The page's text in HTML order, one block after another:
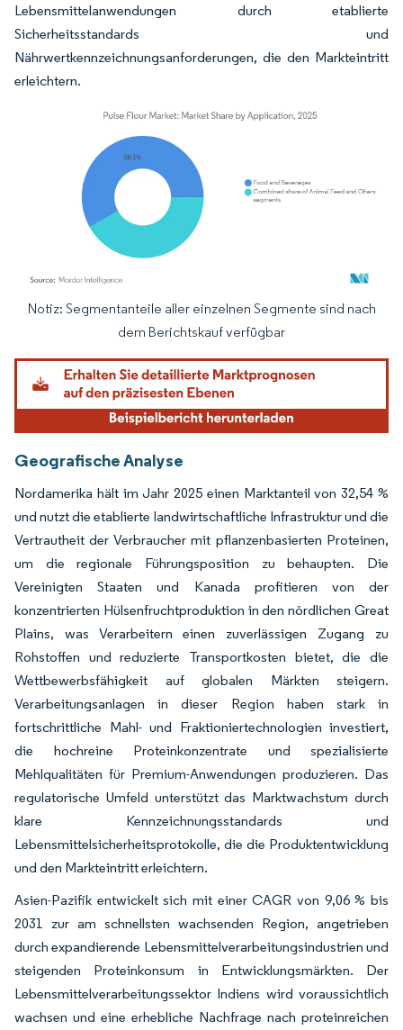
Lebensmittelanwendungen durch etablierte
Sicherheitsstandards und
Nährwertkennzeichnungsanforderungen, die den Markteintritt
erleichtern.
Bild © Mordor Intelligence. Wiederverwendung erfordert Namensnennung
Notiz: Segmentanteile aller einzelnen Segmente sind nach
dem Berichtskauf verfügbar
Geografische Analyse
Nordamerika hält im Jahr 2025 einen Marktanteil von 32,54 %
und nutzt die etablierte landwirtschaftliche Infrastruktur und die
Vertrautheit der Verbraucher mit pflanzenbasierten Proteinen,
um die regionale Führungsposition zu behaupten. Die
Vereinigten Staaten und Kanada profitieren von der
konzentrierten Hülsenfruchtproduktion in den nördlichen Great
Plains, was Verarbeitern einen zuverlässigen Zugang zu
Rohstoffen und reduzierte Transportkosten bietet, die die
Wettbewerbsfähigkeit auf globalen Märkten steigern.
Verarbeitungsanlagen in dieser Region haben stark in
fortschrittliche Mahl- und Fraktioniertechnologien investiert,
die hochreine Proteinkonzentrate und spezialisierte
Mehlqualitäten für Premium-Anwendungen produzieren. Das
regulatorische Umfeld unterstützt das Marktwachstum durch
klare Kennzeichnungsstandards und
Lebensmittelsicherheitsprotokolle, die die Produktentwicklung
und den Markteintritt erleichtern.
Asien-Pazifik entwickelt sich mit einer CAGR von 9,06 % bis
2031 zur am schnellsten wachsenden Region, angetrieben
durch expandierende Lebensmittelverarbeitungsindustrien und
steigenden Proteinkonsum in Entwicklungsmärkten. Der
Lebensmittelverarbeitungssektor Indiens wird voraussichtlich
wachsen und eine erhebliche Nachfrage nach proteinreichen